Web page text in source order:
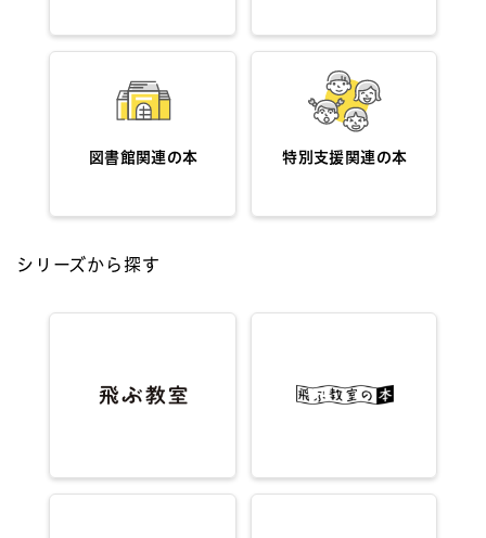
図書館関連の本 特別支援関連の本
シリーズから探す